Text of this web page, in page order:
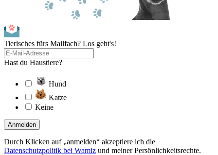
Tierisches fürs Mailfach? Los geht's!
Hast du Haustiere?
Hund
Katze
Keine
Anmelden
Durch Klicken auf „anmelden“ akzeptiere ich die
Datenschutzpolitik bei Wamiz und meiner Persönlichkeitsrechte.